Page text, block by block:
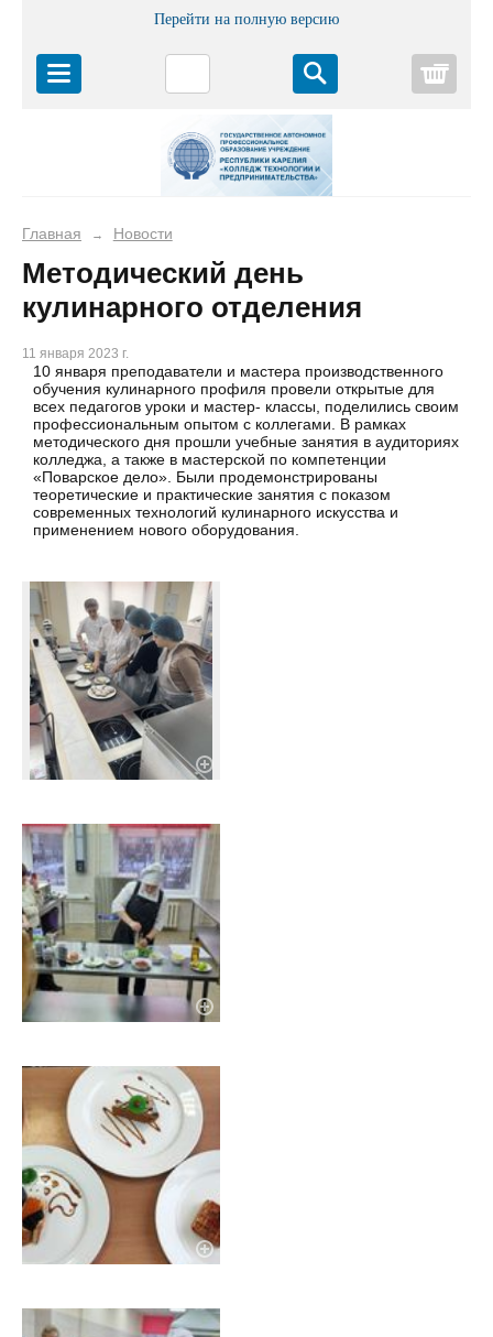
Перейти на полную версию
Главная → Новости
Методический день
кулинарного отделения
11 января 2023 г.
10 января преподаватели и мастера производственного
обучения кулинарного профиля провели открытые для
всех педагогов уроки и мастер- классы, поделились своим
профессиональным опытом с коллегами. В рамках
методического дня прошли учебные занятия в аудиториях
колледжа, а также в мастерской по компетенции
«Поварское дело». Были продемонстрированы
теоретические и практические занятия с показом
современных технологий кулинарного искусства и
применением нового оборудования.